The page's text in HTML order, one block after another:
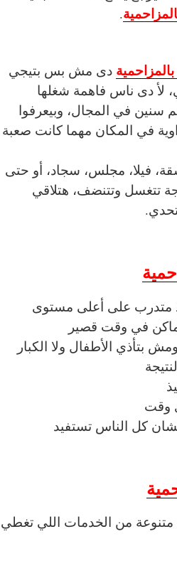
.
دى مش بس بتيجي
دى ناس فاهمة شغلها
سنين في المجال، وبيعرفوا
في المكان مهما كانت صعبة
فيلا، مجلس، سجاد، أو حتى
تتغسل وتتنضف، هتلاقي
متدرب على أعلى مستوى
في وقت قصير
بتأذي الأطفال ولا الكبار
وقت
كل الناس تستفيد
متنوعة من الخدمات اللي تغطي